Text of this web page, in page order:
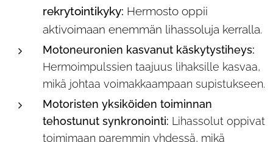
rekrytointikyky: Hermosto oppii
aktivoimaan enemmän lihassoluja kerralla.
Motoneuronien kasvanut käskytystiheys:
Hermoimpulssien taajuus lihaksille kasvaa,
mikä johtaa voimakkaampaan supistukseen.
Motoristen yksiköiden toiminnan
tehostunut synkronointi: Lihassolut oppivat
toimimaan paremmin yhdessä, mikä